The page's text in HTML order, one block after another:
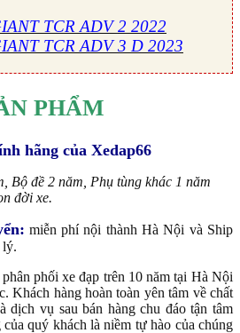
TCR ADV 2 2022
TCR ADV 3 D 2023
PHẨM
hãng của Xedap66
Bộ đề 2 năm, Phụ tùng khác 1 năm
đời xe.
miễn phí nội thành Hà Nội và Ship
lý.
phối xe đạp trên 10 năm tại Hà Nội
Khách hàng hoàn toàn yên tâm về chất
dịch vụ sau bán hàng chu đáo tận tâm
của quý khách là niềm tự hào của chúng